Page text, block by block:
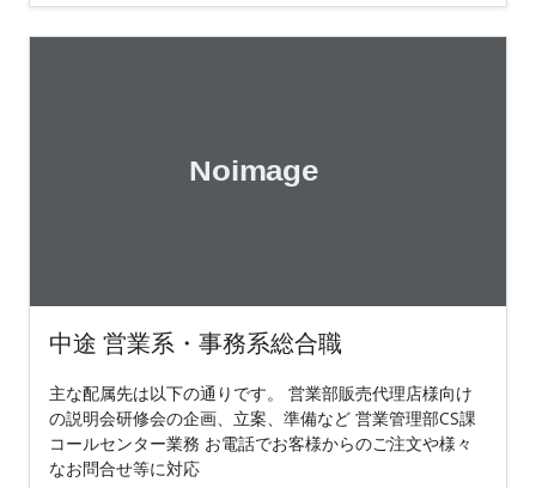
中途 営業系・事務系総合職
主な配属先は以下の通りです。 営業部販売代理店様向け
の説明会研修会の企画、立案、準備など 営業管理部CS課
コールセンター業務 お電話でお客様からのご注文や様々
なお問合せ等に対応